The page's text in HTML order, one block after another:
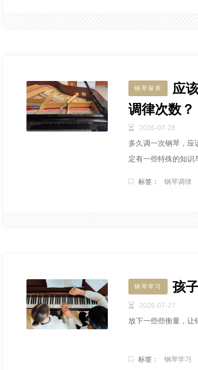
钢琴保养
应
调律次数？
2026-07-28
多久调一次钢琴，应
定有一些特殊的知识
标签： 钢琴调律
钢琴学习 孩
2026-07-27
放下一些些衡量，让
标签： 钢琴学习